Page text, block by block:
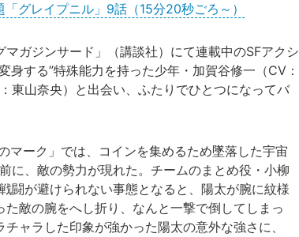
グレイプニル」9話（15分20秒ごろ～）
ガジンサード」（講談社）にて連載中のSFアクシ
身する”特殊能力を持った少年・加賀谷修一（CV：
東山奈央）と出会い、ふたりでひとつになってバ
ーク」では、コインを集めるため墜落した宇宙
に、敵の勢力が現れた。チームのまとめ役・小柳
闘が避けられない事態となると、陽太が腕に紋様
敵の腕をへし折り、なんと一撃で倒してしまっ
ャラした印象が強かった陽太の意外な強さに、